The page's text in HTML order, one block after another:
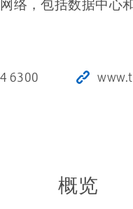
络，包括数据中心
6300
概览